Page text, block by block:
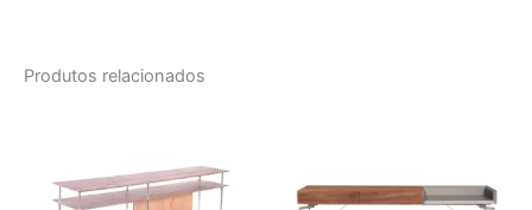
Produtos relacionados